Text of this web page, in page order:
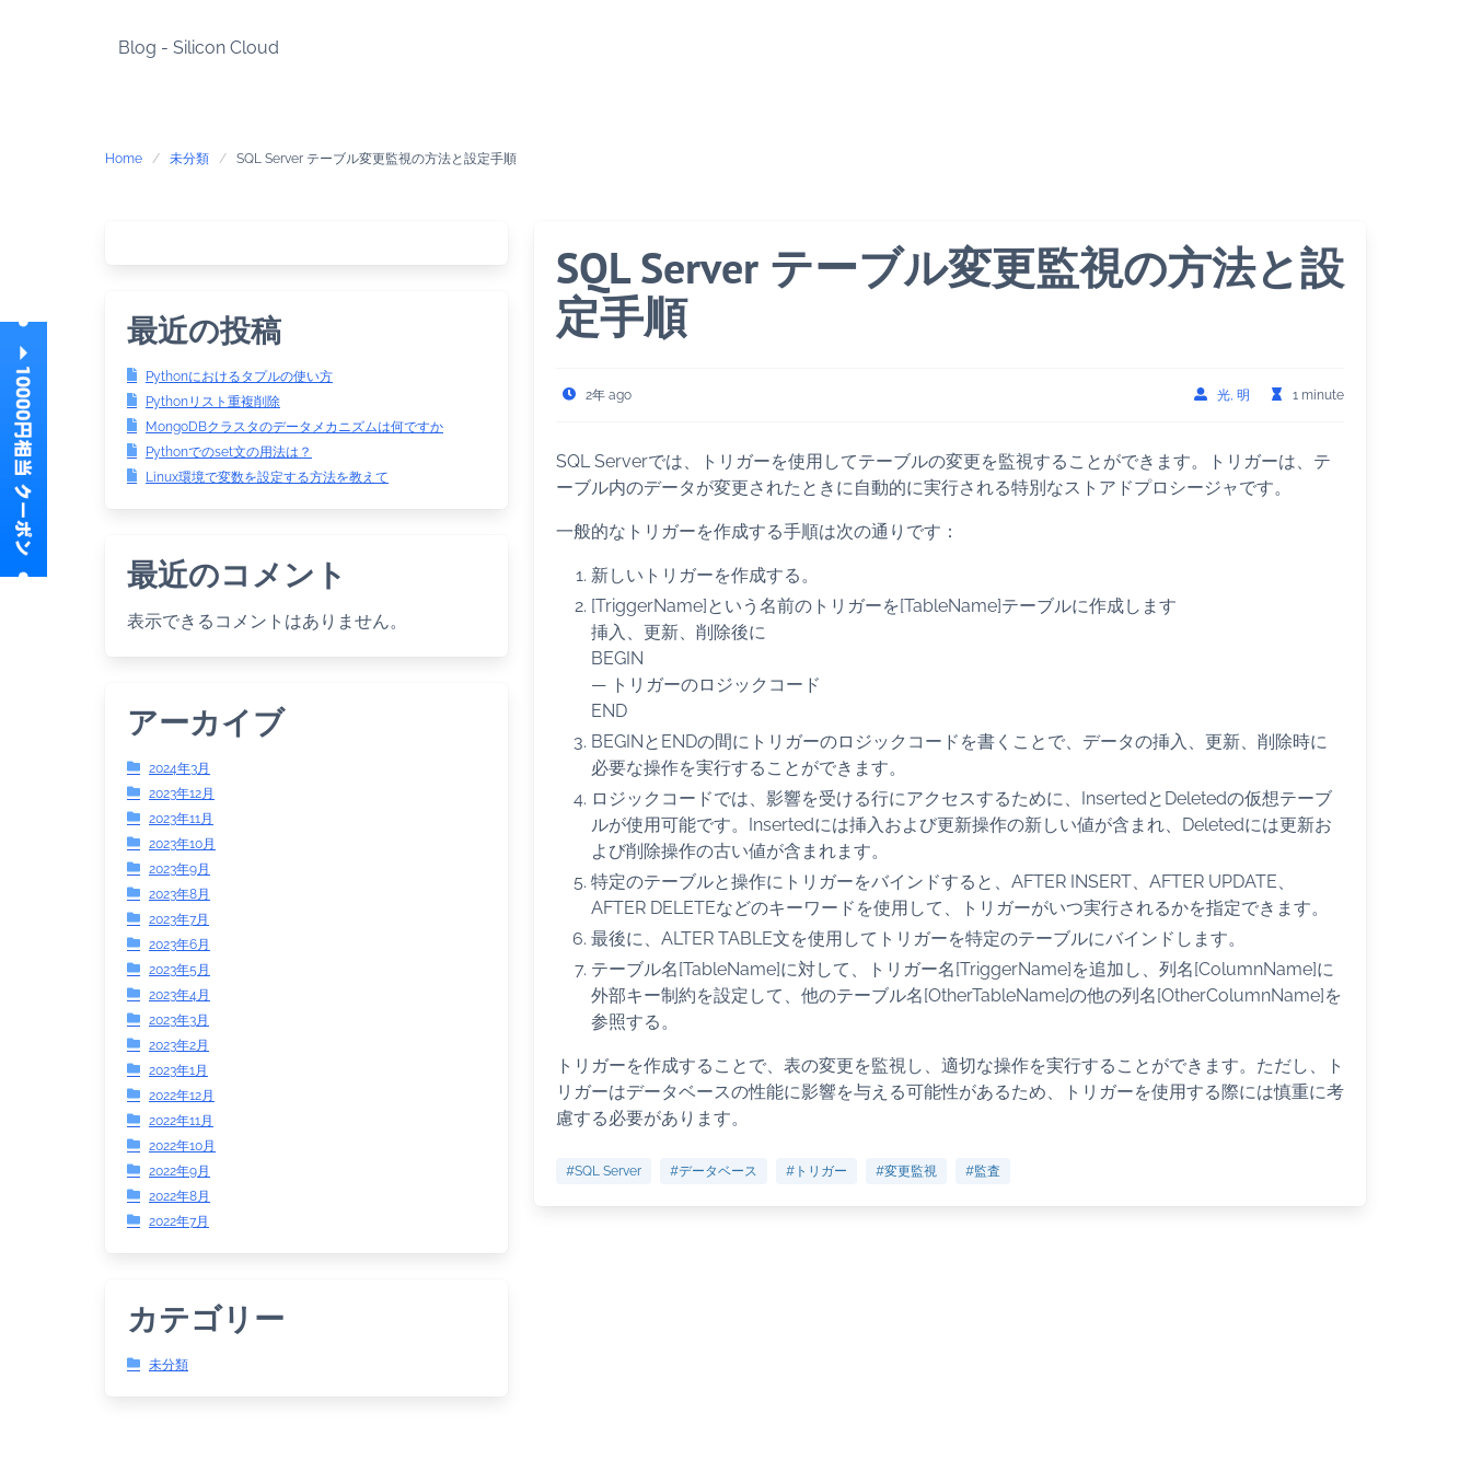
Blog - Silicon Cloud
Home 未分類 SQL Server テーブル変更監視の方法と設定手順
最近の投稿
Pythonにおけるタプルの使い方
Pythonリスト重複削除
MongoDBクラスタのデータメカニズムは何ですか
Pythonでのset文の用法は？
Linux環境で変数を設定する方法を教えて
最近のコメント
表示できるコメントはありません。
アーカイブ
2024年3月
2023年12月
2023年11月
2023年10月
2023年9月
2023年8月
2023年7月
2023年6月
2023年5月
2023年4月
2023年3月
2023年2月
2023年1月
2022年12月
2022年11月
2022年10月
2022年9月
2022年8月
2022年7月
カテゴリー
未分類
SQL Server テーブル変更監視の方法と設
定手順
2年 ago 光, 明 1 minute
SQL Serverでは、トリガーを使用してテーブルの変更を監視することができます。トリガーは、テ
ーブル内のデータが変更されたときに自動的に実行される特別なストアドプロシージャです。
一般的なトリガーを作成する手順は次の通りです：
新しいトリガーを作成する。
[TriggerName]という名前のトリガーを[TableName]テーブルに作成します
挿入、更新、削除後に
BEGIN
— トリガーのロジックコード
END
BEGINとENDの間にトリガーのロジックコードを書くことで、データの挿入、更新、削除時に
必要な操作を実行することができます。
ロジックコードでは、影響を受ける行にアクセスするために、InsertedとDeletedの仮想テーブ
ルが使用可能です。Insertedには挿入および更新操作の新しい値が含まれ、Deletedには更新お
よび削除操作の古い値が含まれます。
特定のテーブルと操作にトリガーをバインドすると、AFTER INSERT、AFTER UPDATE、
AFTER DELETEなどのキーワードを使用して、トリガーがいつ実行されるかを指定できます。
最後に、ALTER TABLE文を使用してトリガーを特定のテーブルにバインドします。
テーブル名[TableName]に対して、トリガー名[TriggerName]を追加し、列名[ColumnName]に
外部キー制約を設定して、他のテーブル名[OtherTableName]の他の列名[OtherColumnName]を
参照する。
トリガーを作成することで、表の変更を監視し、適切な操作を実行することができます。ただし、ト
リガーはデータベースの性能に影響を与える可能性があるため、トリガーを使用する際には慎重に考
慮する必要があります。
#SQL Server #データベース #トリガー #変更監視 #監査